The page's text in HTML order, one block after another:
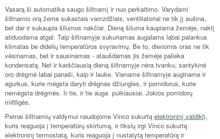
Vasarą ši automatika saugo šiltnamį ir nuo perkaitimo. Varydami
šiltnamio orą žeme sukastais vamzdžiais, ventiliatoriai ne tik jį aušina,
bet dar ir sukaupia šilumos nakčiai. Dieną šiluma kaupiama žemėje, naktį
atiduodama atgal. Taip šiltnamyje sukuriamas augalams labai palankus
klimatas be didelių temperatūros svyravimų. Be to, dienomis oras ne tik
vėsinamas, bet ir sausinamas - ataušdamas jis žemėje palieka
kondensatą. Net ir karščiausią dieną šiltnamyje nėra tvanku, santykinė
oro drėgmė labai panaši, kaip ir lauke. Viename šiltnamyje auginame ir
agurkus, kurie mėgsta daryti drėgnas džiungles, ir pomidorus, kurie
nemėgsta drėgmės. Ir tie, ir tie auga puikiausiai. Jokios pomidorų
miltligės.
Pernai šiltnamių valdymui naudojome Vinco sukurtą elektroninį valdiklį,
kuris reaguoja į temperatūrų skirtumą, ir tikslų irgi Vinco sukurtą
elektroninį termostatą, kuris reaguoja į nustatytą temperatūrą ir